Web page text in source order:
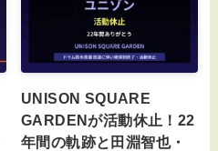
UNISON SQUARE
GARDENが活動休止！22
年間の軌跡と田淵智也・